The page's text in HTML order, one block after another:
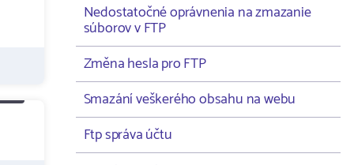
Nedostatočné oprávnenia na zmazanie
súborov v FTP
Změna hesla pro FTP
Smazání veškerého obsahu na webu
Ftp správa účtu